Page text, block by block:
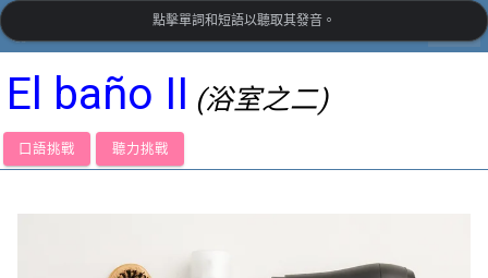
LanguageGuide.org•西班牙語視覺詞彙
El baño II (浴室之二)
口語挑戰 聽力挑戰
點擊單詞和短語以聽取其發音。